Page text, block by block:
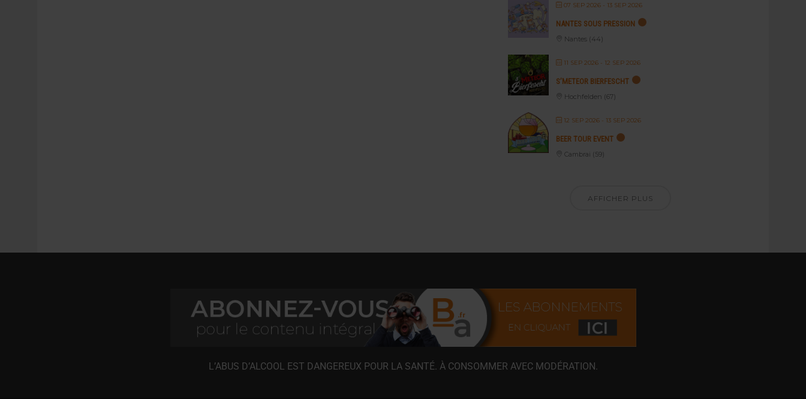
07 SEP 2026 - 13 SEP 2026
NANTES SOUS PRESSION
Nantes (44)
11 SEP 2026 - 12 SEP 2026
S’METEOR BIERFESCHT
Hochfelden (67)
12 SEP 2026 - 13 SEP 2026
BEER TOUR EVENT
Cambrai (59)
AFFICHER PLUS
L’ABUS D’ALCOOL EST DANGEREUX POUR LA SANTÉ. À CONSOMMER AVEC MODÉRATION.